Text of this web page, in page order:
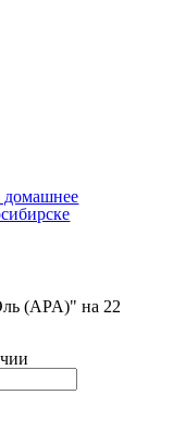
домашнее
(APA)" на 22